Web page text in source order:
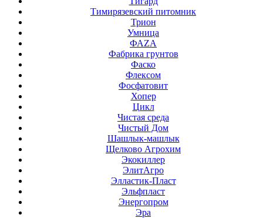
Тимирязевский питомник
Трион
Умница
ФАZА
Фабрика грунтов
Фаско
Флексом
Фосфатовит
Хопер
Цикл
Чистая среда
Чистый Дом
Шашлык-машлык
Щелково Агрохим
Экокиллер
ЭлитАгро
Элластик-Пласт
Эльфпласт
Энергопром
Эра